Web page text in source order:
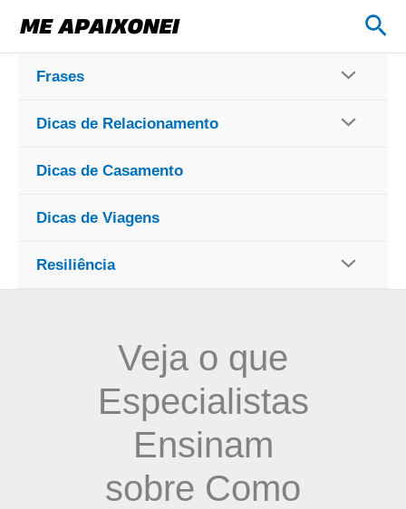
para
conteúdo
Frases
Dicas de Relacionamento
Dicas de Casamento
Dicas de Viagens
Resiliência
Veja o que
Especialistas
Ensinam
sobre Como